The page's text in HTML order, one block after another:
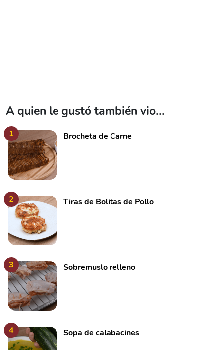
A quien le gustó también vio...
1 Brocheta de Carne
2 Tiras de Bolitas de Pollo
3 Sobremuslo relleno
4 Sopa de calabacines